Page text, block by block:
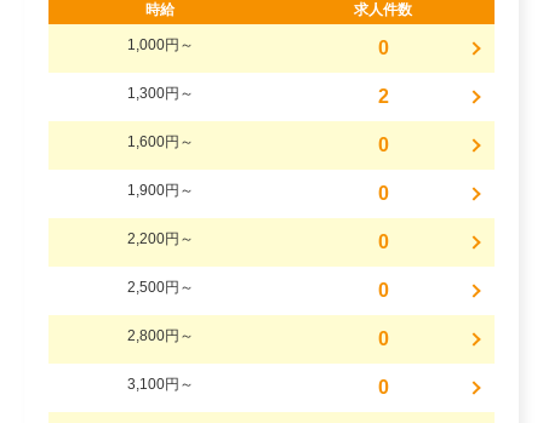
時給 求人件数
1,000円～ 0
1,300円～ 2
1,600円～ 0
1,900円～ 0
2,200円～ 0
2,500円～ 0
2,800円～ 0
3,100円～ 0